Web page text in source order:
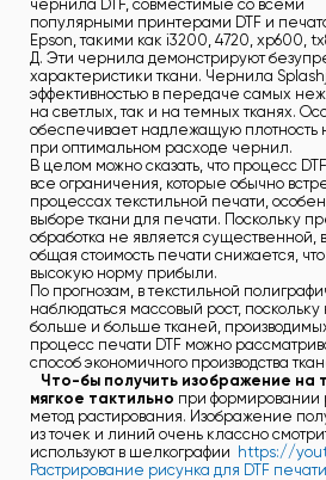
чернила DTF, совместимые со всеми
популярными принтерами DTF и
Epson, такими как i3200, 4720, xp600,
Д. Эти чернила демонстрируют
характеристики ткани. Чернила
эффективностью в передаче самых
на светлых, так и на темных тканях.
обеспечивает надлежащую плотность
при оптимальном расходе чернил.
В целом можно сказать, что процесс
все ограничения, которые обычно
процессах текстильной печати,
выборе ткани для печати. Поскольку
обработка не является существенной,
общая стоимость печати снижается,
высокую норму прибыли.
По прогнозам, в текстильной
наблюдаться массовый рост,
больше и больше тканей,
процесс печати DTF можно
способ экономичного производства
Что-бы получить изображение на
мягкое тактильно при формировании
метод растирования. Изображение
из точек и линий очень классно
используют в шелкографии https://
Растрирование рисунка для DTF печати